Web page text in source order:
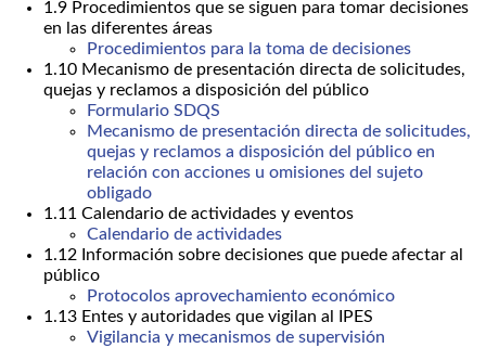
1.9 Procedimientos que se siguen para tomar decisiones
en las diferentes áreas
Procedimientos para la toma de decisiones
1.10 Mecanismo de presentación directa de solicitudes,
quejas y reclamos a disposición del público
Formulario SDQS
Mecanismo de presentación directa de solicitudes,
quejas y reclamos a disposición del público en
relación con acciones u omisiones del sujeto
obligado
1.11 Calendario de actividades y eventos
Calendario de actividades
1.12 Información sobre decisiones que puede afectar al
público
Protocolos aprovechamiento económico
1.13 Entes y autoridades que vigilan al IPES
Vigilancia y mecanismos de supervisión